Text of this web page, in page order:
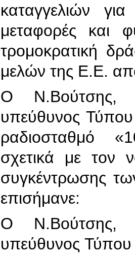
καταγγελιών
μεταφορές και
τρομοκρατική
μελών της Ε.Ε.
Ο Ν.Βούτσης,
υπεύθυνος
ραδιοσταθμό
σχετικά με τον
συγκέντρωσης
επισήμανε:
Ο Ν.Βούτσης,
υπεύθυνος